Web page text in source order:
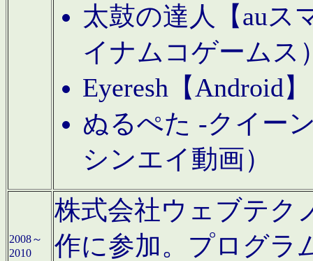
太鼓の達人【auス
イナムコゲームス
Eyeresh【Android
ぬるぺた -クイー
シンエイ動画）
2008～
2010
株式会社ウェブテク
作に参加。プログラ